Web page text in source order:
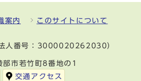
案内 このサイトについて
法人番号：3000020262030）
市若竹町8番地の1
交通アクセス